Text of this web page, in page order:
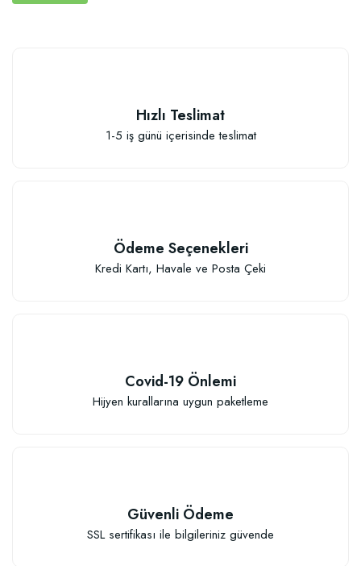
Hızlı Teslimat
1-5 iş günü içerisinde teslimat
Ödeme Seçenekleri
Kredi Kartı, Havale ve Posta Çeki
Covid-19 Önlemi
Hijyen kurallarına uygun paketleme
Güvenli Ödeme
SSL sertifikası ile bilgileriniz güvende